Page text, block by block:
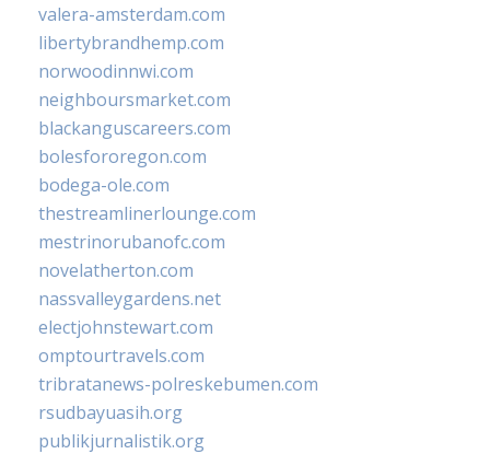
valera-amsterdam.com
libertybrandhemp.com
norwoodinnwi.com
neighboursmarket.com
blackanguscareers.com
bolesfororegon.com
bodega-ole.com
thestreamlinerlounge.com
mestrinorubanofc.com
novelatherton.com
nassvalleygardens.net
electjohnstewart.com
omptourtravels.com
tribratanews-polreskebumen.com
rsudbayuasih.org
publikjurnalistik.org